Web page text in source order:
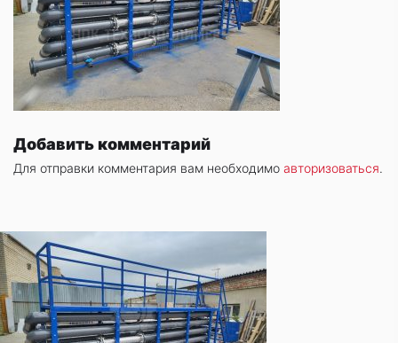
Добавить комментарий
Для отправки комментария вам необходимо авторизоваться.